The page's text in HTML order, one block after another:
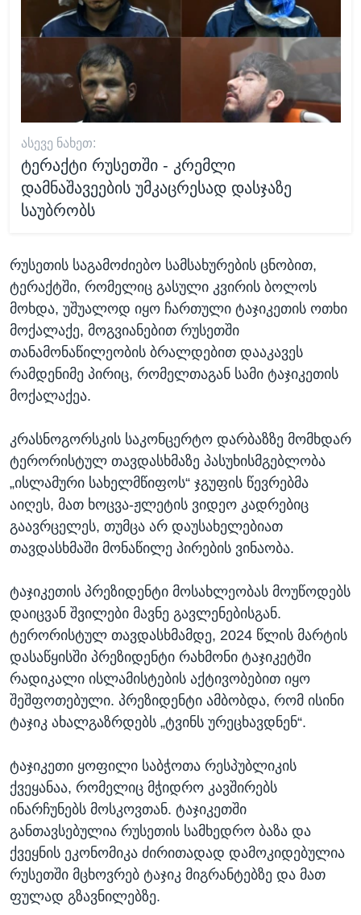
ᲐᲡᲔᲕᲔ ᲜᲐᲮᲔᲗ:
ტერაქტი რუსეთში - კრემლი
დამნაშავეების უმკაცრესად დასჯაზე
საუბრობს
რუსეთის საგამოძიებო სამსახურების ცნობით,
ტერაქტში, რომელიც გასული კვირის ბოლოს
მოხდა, უშუალოდ იყო ჩართული ტაჯიკეთის ოთხი
მოქალაქე, მოგვიანებით რუსეთში
თანამონაწილეობის ბრალდებით დააკავეს
რამდენიმე პირიც, რომელთაგან სამი ტაჯიკეთის
მოქალაქეა.
კრასნოგორსკის საკონცერტო დარბაზზე მომხდარ
ტერორისტულ თავდასხმაზე პასუხისმგებლობა
„ისლამური სახელმწიფოს“ ჯგუფის წევრებმა
აიღეს, მათ ხოცვა-ჟლეტის ვიდეო კადრებიც
გაავრცელეს, თუმცა არ დაუსახელებიათ
თავდასხმაში მონაწილე პირების ვინაობა.
ტაჯიკეთის პრეზიდენტი მოსახლეობას მოუწოდებს
დაიცვან შვილები მავნე გავლენებისგან.
ტერორისტულ თავდასხმამდე, 2024 წლის მარტის
დასაწყისში პრეზიდენტი რახმონი ტაჯიკეტში
რადიკალი ისლამისტების აქტივობებით იყო
შეშფოთებული. პრეზიდენტი ამბობდა, რომ ისინი
ტაჯიკ ახალგაზრდებს „ტვინს ურეცხავდნენ“.
ტაჯიკეთი ყოფილი საბჭოთა რესპუბლიკის
ქვეყანაა, რომელიც მჭიდრო კავშირებს
ინარჩუნებს მოსკოვთან. ტაჯიკეთში
განთავსებულია რუსეთის სამხედრო ბაზა და
ქვეყნის ეკონომიკა ძირითადად დამოკიდებულია
რუსეთში მცხოვრებ ტაჯიკ მიგრანტებზე და მათ
ფულად გზავნილებზე.